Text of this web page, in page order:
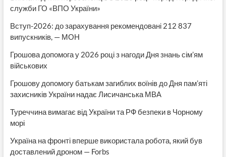
служби ГО «ВПО України»
Вступ-2026: до зарахування рекомендовані 212 837
випускників, — МОН
Грошова допомога у 2026 році з нагоди Дня знань сім’ям
військових
Грошову допомогу батькам загиблих воїнів до Дня пам’яті
захисників України надає Лисичанська МВА
Туреччина вимагає від України та РФ безпеки в Чорному
морі
Україна на фронті вперше використала робота, який був
доставлений дроном — Forbs